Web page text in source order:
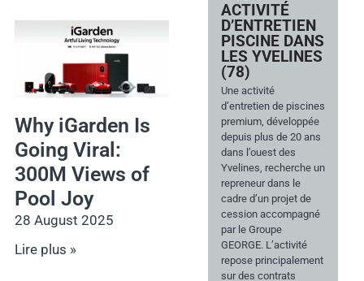
Why iGarden Is
Going Viral:
300M Views of
Pool Joy
28 August 2025
Lire plus »
ACTIVITÉ
D’ENTRETIEN
PISCINE DANS
LES YVELINES
(78)
Une activité
d’entretien de piscines
premium, développée
depuis plus de 20 ans
dans l’ouest des
Yvelines, recherche un
repreneur dans le
cadre d’un projet de
cession accompagné
par le Groupe
GEORGE. L’activité
repose principalement
sur des contrats